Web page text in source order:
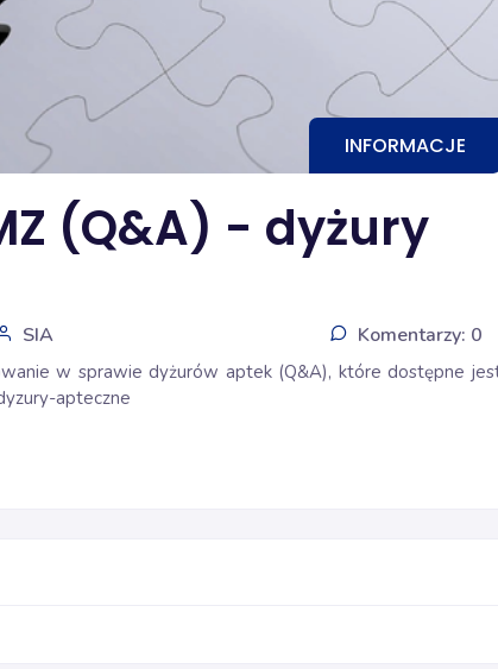
INFORMACJE
(Q&A) - dyżury
SIA Komentarzy: 0
w sprawie dyżurów aptek (Q&A), które dostępne
apteczne